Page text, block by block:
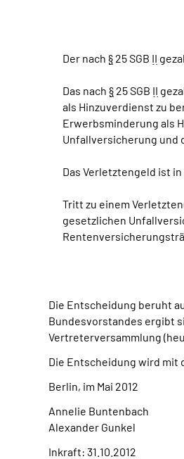
Der nach § 25 SGB II
Das nach § 25 SGB II
als Hinzuverdienst zu
Erwerbsminderung als
Unfallversicherung und
Das Verletztengeld ist
Tritt zu einem
gesetzlichen
Die Entscheidung beruht
Bundesvorstandes ergibt
Vertreterversammlung
Die Entscheidung wird mit
Berlin, im Mai 2012
Annelie Buntenbach
Alexander Gunkel
Inkraft: 31.10.2012